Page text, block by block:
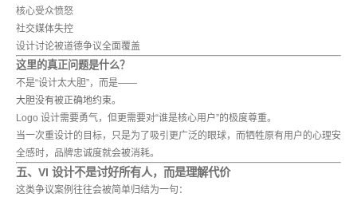
核心受众愤怒
社交媒体失控
设计讨论被道德争议全面覆盖
这里的真正问题是什么？
不是“设计太大胆”，而是——
大胆没有被正确地约束。
Logo 设计需要勇气，但更需要对“谁是核心用户”的极度尊重。
当一次重设计的目标，只是为了吸引更广泛的眼球，而牺牲原有用户的心理安
全感时，品牌忠诚度就会被消耗。
五、VI 设计不是讨好所有人，而是理解代价
这类争议案例往往会被简单归结为一句：